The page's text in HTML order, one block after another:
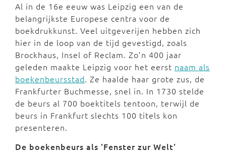
Al in de 16e eeuw was Leipzig een van de
belangrijkste Europese centra voor de
boekdrukkunst. Veel uitgeverijen hebben zich
hier in de loop van de tijd gevestigd, zoals
Brockhaus, Insel of Reclam. Zo’n 400 jaar
geleden maakte Leipzig voor het eerst naam als
boekenbeursstad. Ze haalde haar grote zus, de
Frankfurter Buchmesse, snel in. In 1730 stelde
de beurs al 700 boektitels tentoon, terwijl de
beurs in Frankfurt slechts 100 titels kon
presenteren.
De boekenbeurs als 'Fenster zur Welt'